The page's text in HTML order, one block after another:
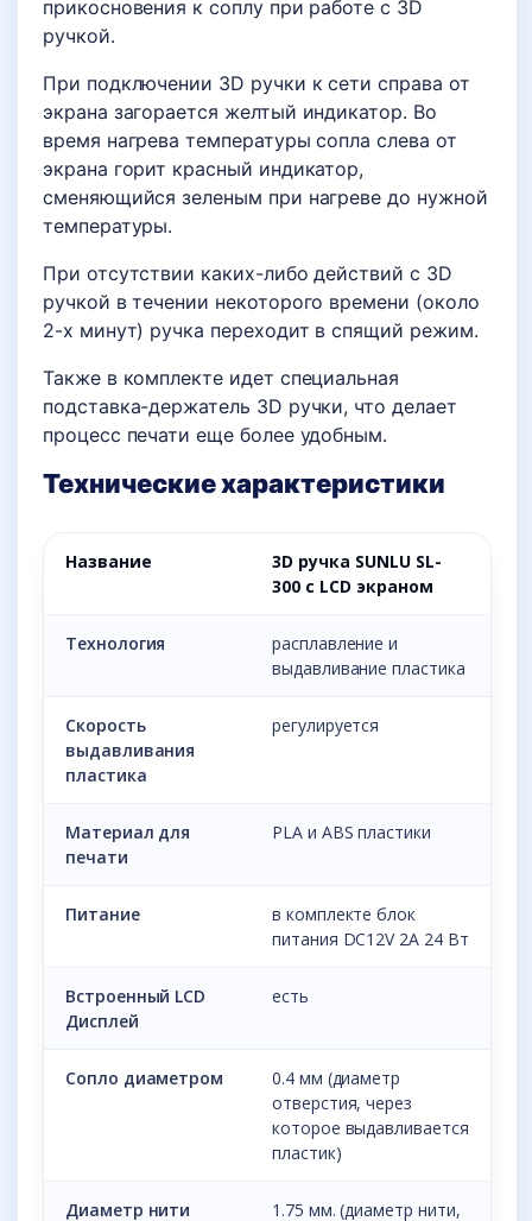
прикосновения к соплу при работе с 3D
ручкой.
При подключении 3D ручки к сети справа от
экрана загорается желтый индикатор. Во
время нагрева температуры сопла слева от
экрана горит красный индикатор,
сменяющийся зеленым при нагреве до нужной
температуры.
При отсутствии каких-либо действий с 3D
ручкой в течении некоторого времени (около
2-х минут) ручка переходит в спящий режим.
Также в комплекте идет специальная
подставка-держатель 3D ручки, что делает
процесс печати еще более удобным.
Технические характеристики
Название
3D ручка SUNLU SL-
300 с LCD экраном
Технология
расплавление и
выдавливание пластика
Скорость
выдавливания
пластика
регулируется
Материал для
печати
PLA и ABS пластики
Питание
в комплекте блок
питания DC12V 2A 24 Вт
Встроенный LCD
Дисплей
есть
Сопло диаметром
0.4 мм (диаметр
отверстия, через
которое выдавливается
пластик)
Диаметр нити 1.75 мм. (диаметр нити,